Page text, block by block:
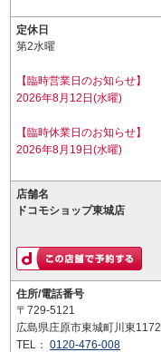
定休日
第2水曜
【臨時営業日のお知らせ】
2026年8月12日(水曜)
【臨時休業日のお知らせ】
2026年8月19日(水曜)
店舗名
ドコモショップ東城店
住所/電話番号
〒729-5121
広島県庄原市東城町川東1172
TEL： 0120-476-008